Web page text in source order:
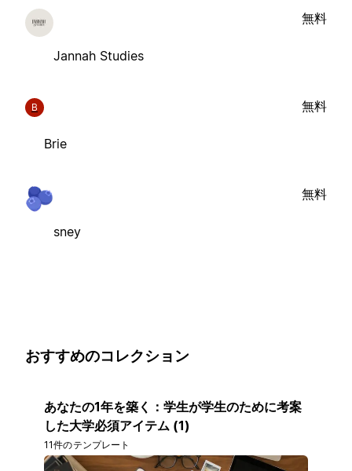
Jannah Studies
無料
B
Brie
無料
sney
無料
おすすめのコレクション
あなたの1年を築く：学生が学生のために考案
した大学必須アイテム (1)
11件のテンプレート